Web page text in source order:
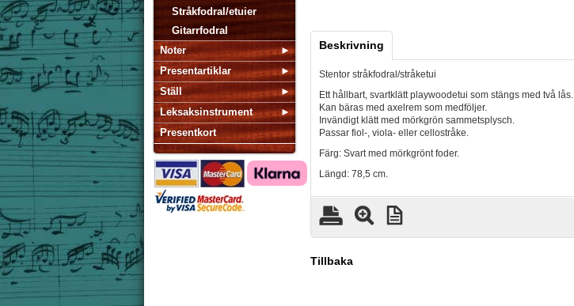
Stråkfodral/etuier
Gitarrfodral
Noter
Presentartiklar
Ställ
Leksaksinstrument
Presentkort
Beskrivning
Stentor stråkfodral/stråketui
Ett hållbart, svartklätt playwoodetui som stängs med två lås.
Kan bäras med axelrem som medföljer.
Invändigt klätt med mörkgrön sammetsplysch.
Passar fiol-, viola- eller cellostråke.
Färg: Svart med mörkgrönt foder.
Längd: 78,5 cm.
Tillbaka